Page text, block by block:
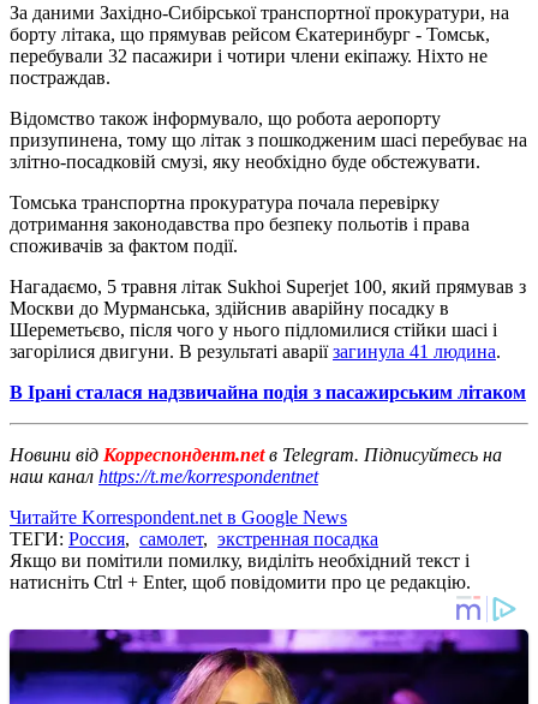
За даними Західно-Сибірської транспортної прокуратури, на
борту літака, що прямував рейсом Єкатеринбург - Томськ,
перебували 32 пасажири і чотири члени екіпажу. Ніхто не
постраждав.
Відомство також інформувало, що робота аеропорту
призупинена, тому що літак з пошкодженим шасі перебуває на
злітно-посадковій смузі, яку необхідно буде обстежувати.
Томська транспортна прокуратура почала перевірку
дотримання законодавства про безпеку польотів і права
споживачів за фактом події.
Нагадаємо, 5 травня літак Sukhoi Superjet 100, який прямував з
Москви до Мурманська, здійснив аварійну посадку в
Шереметьєво, після чого у нього підломилися стійки шасі і
загорілися двигуни. В результаті аваріїзагинула 41 людина.
В Ірані сталася надзвичайна подія з пасажирським літаком
Новини від Корреспондент.netв Telegram. Підписуйтесь на
наш канал https://t.me/korrespondentnet
Читайте Korrespondent.net в Google News
ТЕГИ: Россия, самолет, экстренная посадка
Якщо ви помітили помилку, виділіть необхідний текст і
натисніть Ctrl + Enter, щоб повідомити про це редакцію.